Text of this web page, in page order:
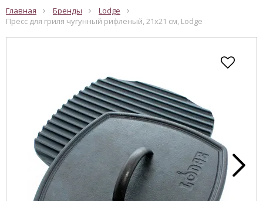
Главная Бренды
Lodge
Пресс для гриля чугунный рифленый, 21х21 см, Lodge